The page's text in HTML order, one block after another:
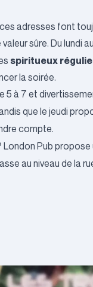
adresses font
sûre. Du lundi
spiritueux
la soirée.
5 à 7 et
que le jeudi
compte.
London Pub propose
au niveau de la